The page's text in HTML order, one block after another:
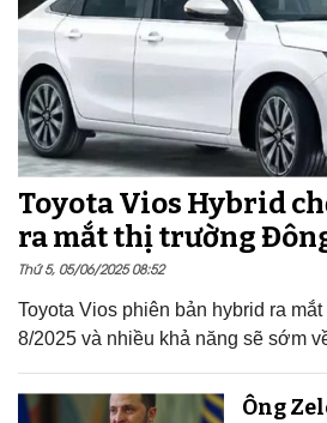
Toyota Vios Hybrid
ra mắt thị trường
Thứ 5, 05/06/2025 08:52
Toyota Vios phiên bản hybrid ra
8/2025 và nhiều khả năng sẽ sớm
Ông